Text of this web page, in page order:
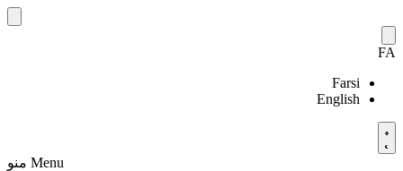
Skip
to
FA
Farsi
English
منو Menu